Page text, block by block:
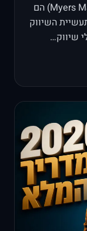
דוחות מאיירס שיווק (Myers Marketing Report) הם
השיווק
שיווק…